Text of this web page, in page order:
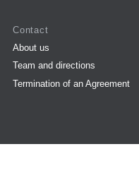
Contact
About us
Team and directions
Termination of an Agreement